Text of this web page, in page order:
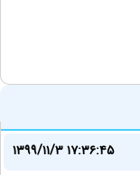
۱۳۹۹/۱۱/۳ ۱۷:۳۶:۴۵